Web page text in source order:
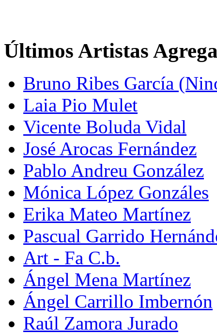
Últimos Artistas
Bruno Ribes García
Laia Pio Mulet
Vicente Boluda Vidal
José Arocas Fernández
Pablo Andreu González
Mónica López Gonzáles
Erika Mateo Martínez
Pascual Garrido
Art - Fa C.b.
Ángel Mena Martínez
Ángel Carrillo Imbernón
Raúl Zamora Jurado